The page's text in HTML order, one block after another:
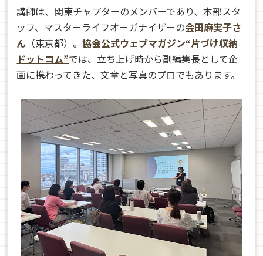
講師は、関東チャプターのメンバーであり、本部スタ
ッフ、マスターライフオーガナイザーの会田麻実子さ
ん （東京都）。協会公式ウェブマガジン“片づけ収納
ドットコム”では、立ち上げ時から副編集長として企
画に携わってきた、文章と写真のプロでもあります。